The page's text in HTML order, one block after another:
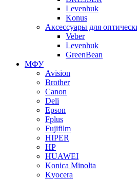
Levenhuk
Konus
Аксессуары для
Veber
Levenhuk
GreenBean
МФУ
Avision
Brother
Canon
Deli
Epson
Fplus
Fujifilm
HIPER
HP
HUAWEI
Konica Minolta
Kyocera